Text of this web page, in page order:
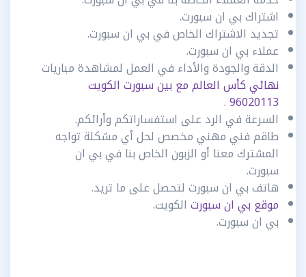
اشتراك بي ان سبورت.
تجديد الاشتراك الخاص في بي ان سبورت.
عملاء بي ان سبورت.
الدقة والجودة والأداء في العمل لمشاهدة مباريات
نهائي كأس العالم مع بين سبورت الكويت
96020113
.
السرعة في الرد على استفساراتكم وأرائكم.
طاقم فني مهني مخصص لحل أي مشكلة تواجه
المشترك معنا أو الزبون الخاص بنا في بي ان
سبورت.
هاتف بي ان سبورت لتحصل على ما تريد.
موقع بي ان سبورت الكويت.
بي ان سبورت.